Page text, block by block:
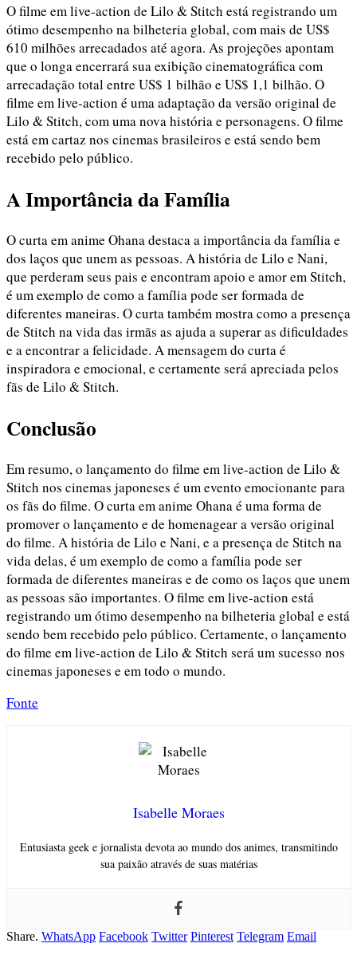
O filme em live-action de Lilo & Stitch está registrando um
ótimo desempenho na bilheteria global, com mais de US$
610 milhões arrecadados até agora. As projeções apontam
que o longa encerrará sua exibição cinematográfica com
arrecadação total entre US$ 1 bilhão e US$ 1,1 bilhão. O
filme em live-action é uma adaptação da versão original de
Lilo & Stitch, com uma nova história e personagens. O filme
está em cartaz nos cinemas brasileiros e está sendo bem
recebido pelo público.
A Importância da Família
O curta em anime Ohana destaca a importância da família e
dos laços que unem as pessoas. A história de Lilo e Nani,
que perderam seus pais e encontram apoio e amor em Stitch,
é um exemplo de como a família pode ser formada de
diferentes maneiras. O curta também mostra como a presença
de Stitch na vida das irmãs as ajuda a superar as dificuldades
e a encontrar a felicidade. A mensagem do curta é
inspiradora e emocional, e certamente será apreciada pelos
fãs de Lilo & Stitch.
Conclusão
Em resumo, o lançamento do filme em live-action de Lilo &
Stitch nos cinemas japoneses é um evento emocionante para
os fãs do filme. O curta em anime Ohana é uma forma de
promover o lançamento e de homenagear a versão original
do filme. A história de Lilo e Nani, e a presença de Stitch na
vida delas, é um exemplo de como a família pode ser
formada de diferentes maneiras e de como os laços que unem
as pessoas são importantes. O filme em live-action está
registrando um ótimo desempenho na bilheteria global e está
sendo bem recebido pelo público. Certamente, o lançamento
do filme em live-action de Lilo & Stitch será um sucesso nos
cinemas japoneses e em todo o mundo.
Fonte
Isabelle Moraes
Entusiasta geek e jornalista devota ao mundo dos animes, transmitindo
sua paixão através de suas matérias
Share. WhatsApp Facebook Twitter Pinterest Telegram Email